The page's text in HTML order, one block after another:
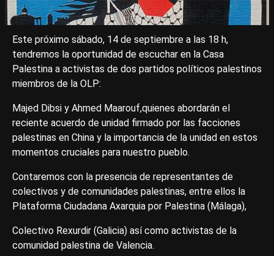
Este próximo sábado, 14 de septiembre a las 18 h,
tendremos la oportunidad de escuchar en la Casa
Palestina a activistas de dos partidos políticos palestinos
miembros de la OLP:
Majed Dibsi y Ahmed Maarouf,quienes abordarán el
reciente acuerdo de unidad firmado por las facciones
palestinas en China y la importancia de la unidad en estos
momentos cruciales para nuestro pueblo.
Contaremos con la presencia de representantes de
colectivos y de comunidades palestinas, entre ellos la
Plataforma Ciudadana Axarquia por Palestina (Málaga),
Colectivo Rexurdir (Galicia) así como activistas de la
comunidad palestina de Valencia.